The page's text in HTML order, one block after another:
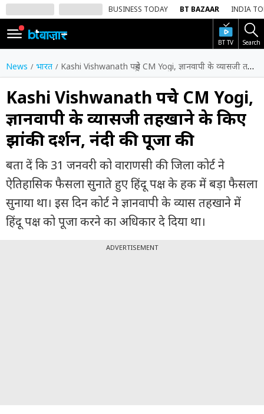
BUSINESS TODAY BT BAZAAR INDIA
BT TV Search
SIGN
IN
Dark
Mode
होम
शेयर
बाज़ार
वीडियो
ट्रेंडिंग
बिजनेस
News भारत Kashi Vishwanath पहुंचे CM Yogi, ज्ञानवापी के व्यासजी तहखाने के किए झांकी दर्शन, नंदी की पूजा की
Kashi Vishwanath पहुंचे CM Yogi,
ज्ञानवापी के व्यासजी तहखाने के किए
झांकी दर्शन, नंदी की पूजा की
बता दें कि 31 जनवरी को वाराणसी की जिला कोर्ट ने
ऐतिहासिक फैसला सुनाते हुए हिंदू पक्ष के हक में बड़ा फैसला
सुनाया था। इस दिन कोर्ट ने ज्ञानवापी के व्यास तहखाने में
हिंदू पक्ष को पूजा करने का अधिकार दे दिया था।
ADVERTISEMENT